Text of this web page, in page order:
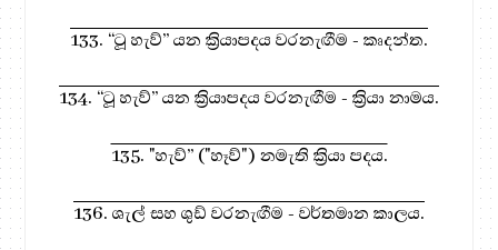
133. “ටූ හැව්” යන ක්‍රියාපදය වරනැඟීම - කෘදන්ත.
134. “ටූ හැව්” යන ක්‍රියාපදය වරනැඟීම - ක්‍රියා නාමය.
135. "හැව්” ("හෑව්") නමැති ක්‍රියා පදය.
136. ශැල් සහ ශුඩ් වරනැඟීම - වර්තමාන කාලය.